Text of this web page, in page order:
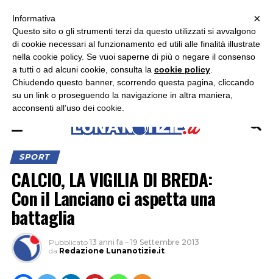
ASCOLTA RADIO LUNA
SPORT
CALCIO, LA VIGILIA DI BREDA:
Con il Lanciano ci aspetta una
battaglia
Pubblicato 13 anni fa – 19 Settembre 2013
da Redazione Lunanotizie.it
×
×
Informativa
Questo sito o gli strumenti terzi da questo utilizzati si avvalgono
di cookie necessari al funzionamento ed utili alle finalità illustrate
nella cookie policy. Se vuoi saperne di più o negare il consenso
a tutti o ad alcuni cookie, consulta la cookie policy
Chiudendo questo banner, scorrendo questa pagina, cliccando
su un link o proseguendo la navigazione in altra maniera,
acconsenti all’uso dei cookie.